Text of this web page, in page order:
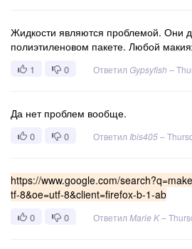
Жидкости являются проблемой. Они
полиэтиленовом пакете. Любой
1 0 Ответил Gypsyfish –
Да нет проблем вообще.
0 0 Ответил Ibis405–
https://www.google.com/
tf-8&oe=utf-8&client=firefox-b-1-ab
0 0 Ответил Marie K–